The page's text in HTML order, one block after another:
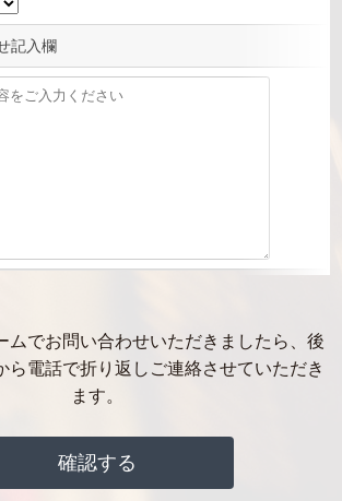
記入欄
でお問い合わせいただきましたら、後
ら電話で折り返しご連絡させていただき
ます。